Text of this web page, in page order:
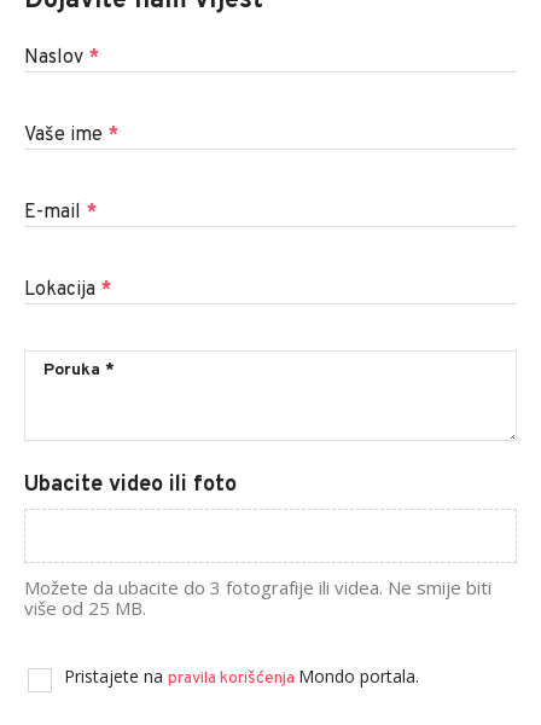
Naslov *
Vaše ime *
E-mail *
Lokacija *
Ubacite video ili foto
Možete da ubacite do 3 fotografije ili videa. Ne smije biti
više od 25 MB.
Pristajete na pravila korišćenja Mondo portala.